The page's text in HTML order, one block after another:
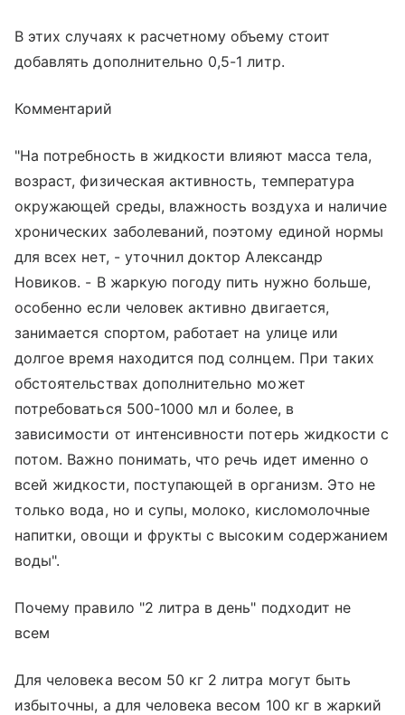
В этих случаях к расчетному объему стоит
добавлять дополнительно 0,5-1 литр.
Комментарий
"На потребность в жидкости влияют масса тела,
возраст, физическая активность, температура
окружающей среды, влажность воздуха и наличие
хронических заболеваний, поэтому единой нормы
для всех нет, - уточнил доктор Александр
Новиков. - В жаркую погоду пить нужно больше,
особенно если человек активно двигается,
занимается спортом, работает на улице или
долгое время находится под солнцем. При таких
обстоятельствах дополнительно может
потребоваться 500-1000 мл и более, в
зависимости от интенсивности потерь жидкости с
потом. Важно понимать, что речь идет именно о
всей жидкости, поступающей в организм. Это не
только вода, но и супы, молоко, кисломолочные
напитки, овощи и фрукты с высоким содержанием
воды".
Почему правило "2 литра в день" подходит не
всем
Для человека весом 50 кг 2 литра могут быть
избыточны, а для человека весом 100 кг в жаркий